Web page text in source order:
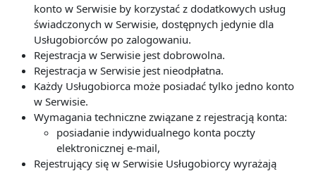
konto w Serwisie by korzystać z dodatkowych usług
świadczonych w Serwisie, dostępnych jedynie dla
Usługobiorców po zalogowaniu.
Rejestracja w Serwisie jest dobrowolna.
Rejestracja w Serwisie jest nieodpłatna.
Każdy Usługobiorca może posiadać tylko jedno konto
w Serwisie.
Wymagania techniczne związane z rejestracją konta:
posiadanie indywidualnego konta poczty
elektronicznej e-mail,
Rejestrujący się w Serwisie Usługobiorcy wyrażają